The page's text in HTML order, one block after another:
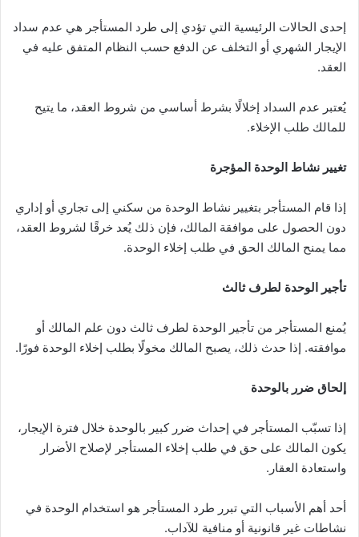
إحدى الحالات الرئيسية التي تؤدي إلى طرد المستأجر هي عدم سداد
الإيجار الشهري أو التخلف عن الدفع حسب النظام المتفق عليه في
العقد.
يُعتبر عدم السداد إخلالًا بشرط أساسي من شروط العقد، ما يتيح
للمالك طلب الإخلاء.
تغيير نشاط الوحدة المؤجرة
إذا قام المستأجر بتغيير نشاط الوحدة من سكني إلى تجاري أو إداري
دون الحصول على موافقة المالك، فإن ذلك يُعد خرقًا لشروط العقد،
مما يمنح المالك الحق في طلب إخلاء الوحدة.
تأجير الوحدة لطرف ثالث
يُمنع المستأجر من تأجير الوحدة لطرف ثالث دون علم المالك أو
موافقته. إذا حدث ذلك، يصبح المالك مخولًا بطلب إخلاء الوحدة فورًا.
إلحاق ضرر بالوحدة
إذا تسبّب المستأجر في إحداث ضرر كبير بالوحدة خلال فترة الإيجار،
يكون المالك على حق في طلب إخلاء المستأجر لإصلاح الأضرار
واستعادة العقار.
أحد أهم الأسباب التي تبرر طرد المستأجر هو استخدام الوحدة في
نشاطات غير قانونية أو منافية للآداب.